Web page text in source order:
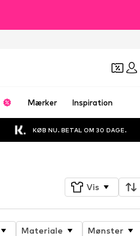
Mærker Inspiration
KØB NU. BETAL OM 30 DAGE.
Vis
Materiale
Mønster